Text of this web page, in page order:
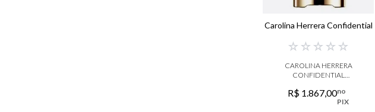
Carolina Herrera Confidential
☆ ☆ ☆ ☆ ☆
CAROLINA HERRERA
CONFIDENTIAL
DE PARFUM
R$ 1.867,00no
PIX